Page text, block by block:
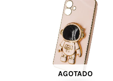
AGOTADO